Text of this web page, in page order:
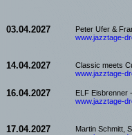
03.04.2027
Peter Ufer &
www.jazztage-
14.04.2027
Classic meets
www.jazztage-
16.04.2027
ELF Eisbrenner
www.jazztage-
17.04.2027
Martin Schmitt,